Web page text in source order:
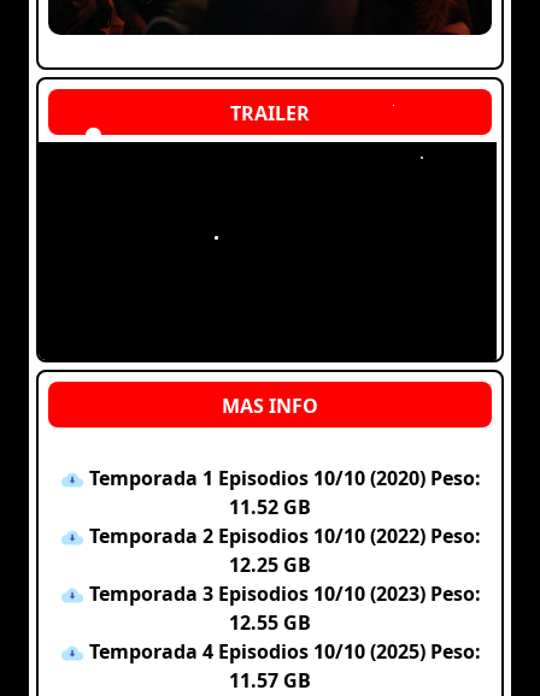
Temporada 1 Episodios 10/10 (2020) Peso:
11.52 GB
Temporada 2 Episodios 10/10 (2022) Peso:
12.25 GB
Temporada 3 Episodios 10/10 (2023) Peso:
12.55 GB
Temporada 4 Episodios 10/10 (2025) Peso:
11.57 GB